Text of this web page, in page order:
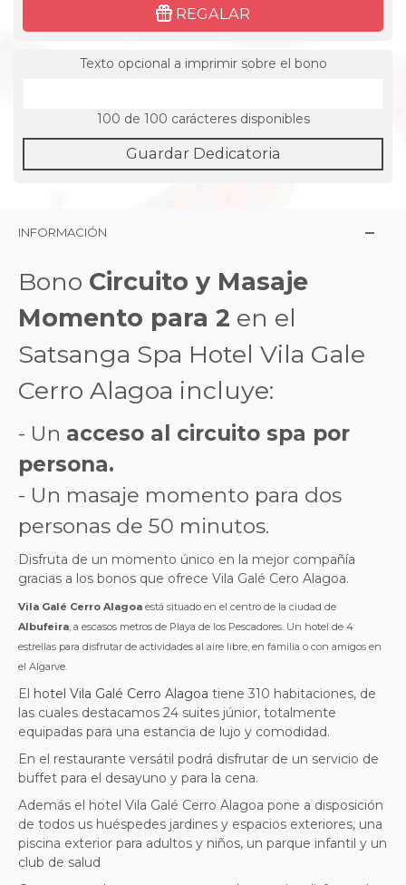
REGALAR
Texto opcional a imprimir sobre el bono
100 de 100 carácteres disponibles
Guardar Dedicatoria
INFORMACIÓN
Bono Circuito y Masaje
Momento para 2 en el
Satsanga Spa Hotel Vila Gale
Cerro Alagoa incluye:
- Un acceso al circuito spa por
persona.
- Un masaje momento para dos
personas de 50 minutos.
Disfruta de un momento único en la mejor compañía
gracias a los bonos que ofrece Vila Galé Cero Alagoa.
Vila Galé Cerro Alagoa está situado en el centro de la ciudad de
Albufeira , a escasos metros de Playa de los Pescadores. Un hotel de 4
estrellas para disfrutar de actividades al aire libre, en familia o con amigos en
el Algarve.
El hotel Vila Galé Cerro Alagoa tiene 310 habitaciones, de
las cuales destacamos 24 suites júnior, totalmente
equipadas para una estancia de lujo y comodidad.
En el restaurante versátil podrá disfrutar de un servicio de
buffet para el desayuno y para la cena.
Además el hotel Vila Galé Cerro Alagoa pone a disposición
de todos us huéspedes jardines y espacios exteriores, una
piscina exterior para adultos y niños, un parque infantil y un
club de salud